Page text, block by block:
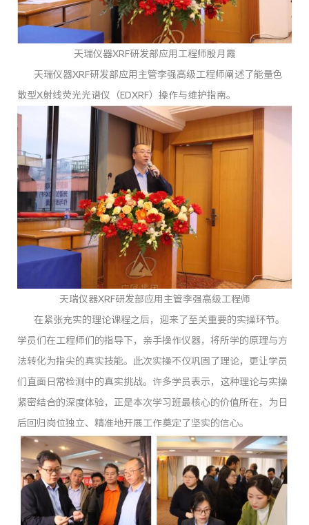
天瑞仪器XRF研发部应用工程师殷月霞
天瑞仪器XRF研发部应用主管李强高级工程师阐述了能量色
散型X射线荧光光谱仪（EDXRF）操作与维护指南。
天瑞仪器XRF研发部应用主管李强高级工程师
在紧张充实的理论课程之后，迎来了至关重要的实操环节。
学员们在工程师们的指导下，亲手操作仪器，将所学的原理与方
法转化为指尖的真实技能。此次实操不仅巩固了理论，更让学员
们直面日常检测中的真实挑战。许多学员表示，这种理论与实操
紧密结合的深度体验，正是本次学习班最核心的价值所在，为日
后回归岗位独立、精准地开展工作奠定了坚实的信心。